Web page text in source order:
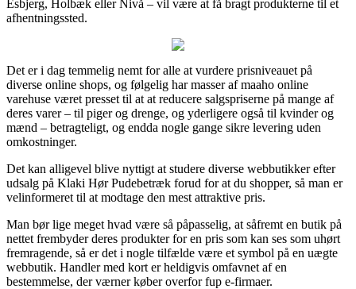
Esbjerg, Holbæk eller Nivå – vil være at få bragt produkterne til et
afhentningssted.
Det er i dag temmelig nemt for alle at vurdere prisniveauet på
diverse online shops, og følgelig har masser af maaho online
varehuse været presset til at at reducere salgspriserne på mange af
deres varer – til piger og drenge, og yderligere også til kvinder og
mænd – betragteligt, og endda nogle gange sikre levering uden
omkostninger.
Det kan alligevel blive nyttigt at studere diverse webbutikker efter
udsalg på Klaki Hør Pudebetræk forud for at du shopper, så man er
velinformeret til at modtage den mest attraktive pris.
Man bør lige meget hvad være så påpasselig, at såfremt en butik på
nettet frembyder deres produkter for en pris som kan ses som uhørt
fremragende, så er det i nogle tilfælde være et symbol på en uægte
webbutik. Handler med kort er heldigvis omfavnet af en
bestemmelse, der værner køber overfor fup e-firmaer.